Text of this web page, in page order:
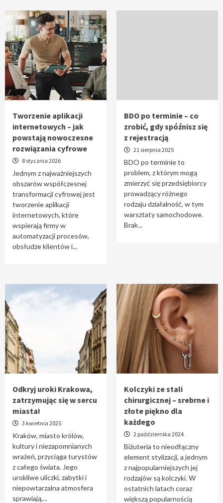
Tworzenie aplikacji
internetowych – jak
powstają nowoczesne
rozwiązania cyfrowe
8 stycznia 2026
Jednym z najważniejszych
obszarów współczesnej
transformacji cyfrowej jest
tworzenie aplikacji
internetowych, które
wspierają firmy w
automatyzacji procesów,
obsłudze klientów i...
BDO po terminie – co
zrobić, gdy spóźnisz się
z rejestracją
21 sierpnia 2025
BDO po terminie to
problem, z którym mogą
zmierzyć się przedsiębiorcy
prowadzący różnego
rodzaju działalność, w tym
warsztaty samochodowe.
Brak...
Odkryj uroki Krakowa,
zatrzymując się w sercu
miasta!
3 kwietnia 2025
Kraków, miasto królów,
kultury i niezapomnianych
wrażeń, przyciąga turystów
z całego świata. Jego
urokliwe uliczki, zabytki i
niepowtarzalna atmosfera
sprawiają,...
Kolczyki ze stali
chirurgicznej – srebrne i
złote piękno dla
każdego
2 października 2024
Biżuteria to nieodłączny
element stylizacji, a jednym
z najpopularniejszych jej
rodzajów są kolczyki. W
ostatnich latach coraz
większą popularnością